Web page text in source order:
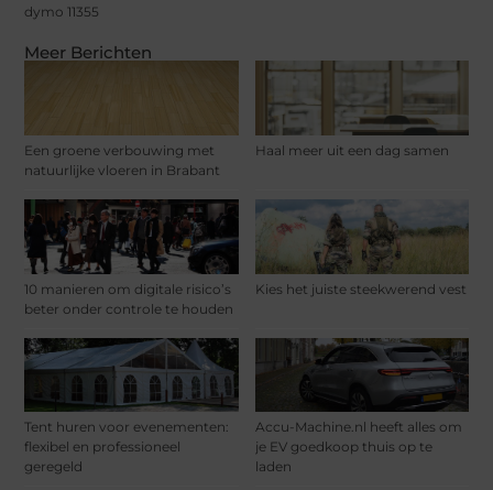
Meer Berichten
Een groene verbouwing met
natuurlijke vloeren in Brabant
Haal meer uit een dag samen
10 manieren om digitale risico’s
beter onder controle te houden
Kies het juiste steekwerend vest
Tent huren voor evenementen:
flexibel en professioneel
geregeld
Accu-Machine.nl heeft alles om
je EV goedkoop thuis op te
laden
dymo 11355